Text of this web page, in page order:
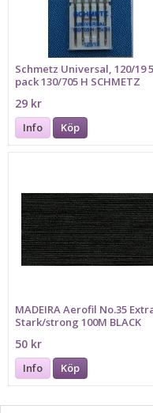
Schmetz Universal, 120/19
pack 130/705 H SCHMETZ
29 kr
Info Köp
MADEIRA Aerofil No.35
Stark/strong 100M BLACK
50 kr
Info Köp